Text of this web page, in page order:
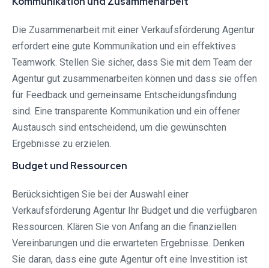
Die Zusammenarbeit mit einer Verkaufsförderung Agentur
erfordert eine gute Kommunikation und ein effektives
Teamwork. Stellen Sie sicher, dass Sie mit dem Team der
Agentur gut zusammenarbeiten können und dass sie offen
für Feedback und gemeinsame Entscheidungsfindung
sind. Eine transparente Kommunikation und ein offener
Austausch sind entscheidend, um die gewünschten
Ergebnisse zu erzielen.
Budget und Ressourcen
Berücksichtigen Sie bei der Auswahl einer
Verkaufsförderung Agentur Ihr Budget und die verfügbaren
Ressourcen. Klären Sie von Anfang an die finanziellen
Vereinbarungen und die erwarteten Ergebnisse. Denken
Sie daran, dass eine gute Agentur oft eine Investition ist